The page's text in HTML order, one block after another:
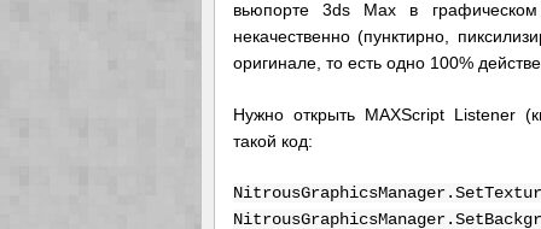
вьюпорте 3ds Max в
некачественно (пунктирно,
оригинале, то есть одно 100%
Нужно открыть MAXScript Listener
такой код: